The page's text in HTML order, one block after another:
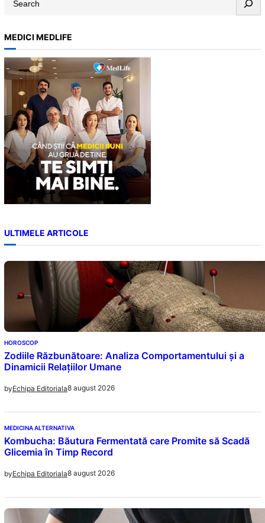
a
r
c
h
MEDICI MEDLIFE
ULTIMELE ARTICOLE
HOROSCOP
Zodiile Răzbunătoare: Analiza Comportamentului și a
Dinamicii Relațiilor Umane
byEchipa Editoriala8 august 2026
MEDICINA ALTERNATIVA
Kombucha: Băutura Fermentată care Promite să Scadă
Glicemia în Timp Record
byEchipa Editoriala8 august 2026